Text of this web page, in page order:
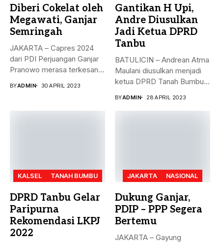
Diberi Cokelat oleh
Megawati, Ganjar
Semringah
JAKARTA – Capres 2024
dari PDI Perjuangan Ganjar
Pranowo merasa terkesan
BYADMIN 30 APRIL 2023
Gantikan H Upi,
Andre Diusulkan
Jadi Ketua DPRD
Tanbu
BATULICIN – Andrean Atma
Maulani diusulkan menjadi
ketua DPRD Tanah Bumbu,
BYADMIN 28 APRIL 2023
KALSEL TANAH BUMBU
DPRD Tanbu Gelar
Paripurna
Rekomendasi LKPJ
2022
JAKARTA NASIONAL
Dukung Ganjar,
PDIP – PPP Segera
Bertemu
JAKARTA – Gayung